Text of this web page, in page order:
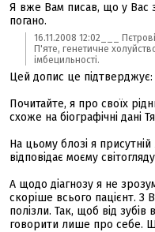
Я вже Вам писав, що у Вас
погано.
16.11.2008 12:02___
П'яте, генетичне
імбецильності.
Цей допис це
Почитайте, я про своїх
схоже на біографічні дані
На цьому блозі я
відповідає моєму
А щодо діагнозу я не
скоріше всього пацієнт. З
полізли. Так, щоб від
говорити лише про себе.